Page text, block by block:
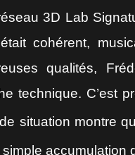
3D Lab
cohérent,
qualités,
technique. C’est
situation montre
accumulation